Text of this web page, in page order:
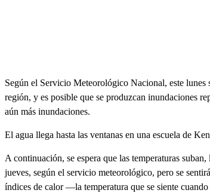
Según el Servicio Meteorológico Nacional, este
región, y es posible que se produzcan inundaciones
aún más inundaciones.
El agua llega hasta las ventanas en una escuela de
A continuación, se espera que las temperaturas
jueves, según el servicio meteorológico, pero se
índices de calor —la temperatura que se siente